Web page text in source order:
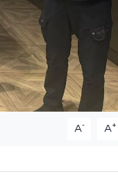
A- A+